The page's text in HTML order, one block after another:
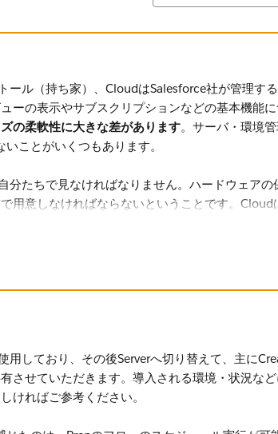
ール（持ち家）、CloudはSalesforce社が管理す
ーの表示やサブスクリプションなどの基本機能
の柔軟性に大きな差があります。サーバ・環境
ことがいくつもあります。
分たちで見なければなりません。ハードウェアの
用意しなければならないということです。Cloud
てくれますので、環境構築や維持のための専門
、可能な限り自社でコントロールしたい、そのた
がよいです。他のシステムとのId連携を考え
ているケースが多いように感じます。人材の用意
しており、その後Serverへ切り替えて、主に
させていただきます。​導入される環境・状況な
ければご参考ください。